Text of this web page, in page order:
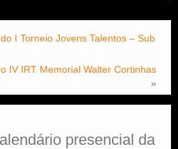
I Torneio Jovens Talentos – Sub
IV IRT Memorial Walter Cortinhas
»
presencial da